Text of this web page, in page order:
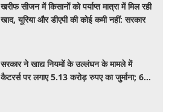
खरीफ सीजन में किसानों को पर्याप्त मात्रा में मिल रही
खाद, यूरिया और डीएपी की कोई कमी नहीं: सरकार
सरकार ने खाद्य नियमों के उल्लंघन के मामले में
कैटरर्स पर लगाए 5.13 करोड़ रुपए का जुर्माना; 6